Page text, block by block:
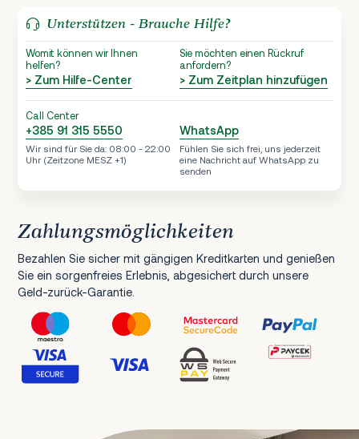
Unterstützen - Brauche Hilfe?
Womit können wir Ihnen
helfen?
> Zum Hilfe-Center
Sie möchten einen Rückruf
anfordern?
> Zum Zeitplan hinzufügen
Call Center
+385 91 315 5550
Wir sind für Sie da: 08:00 - 22:00
Uhr (Zeitzone MESZ +1)
WhatsApp
Fühlen Sie sich frei, uns jederzeit
eine Nachricht auf WhatsApp zu
senden
Zahlungsmöglichkeiten
Bezahlen Sie sicher mit gängigen Kreditkarten und genießen
Sie ein sorgenfreies Erlebnis, abgesichert durch unsere
Geld-zurück-Garantie.